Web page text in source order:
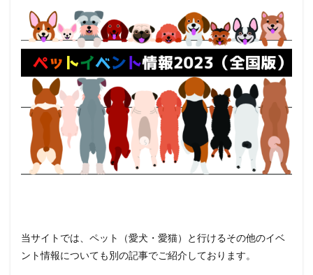
当サイトでは、ペット（愛犬・愛猫）と行けるその他のイベ
ント情報についても別の記事でご紹介しております。